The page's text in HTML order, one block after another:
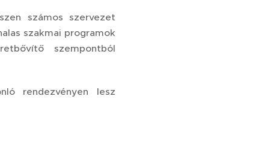
számos szervezet
szakmai programok
szempontból
rendezvényen lesz